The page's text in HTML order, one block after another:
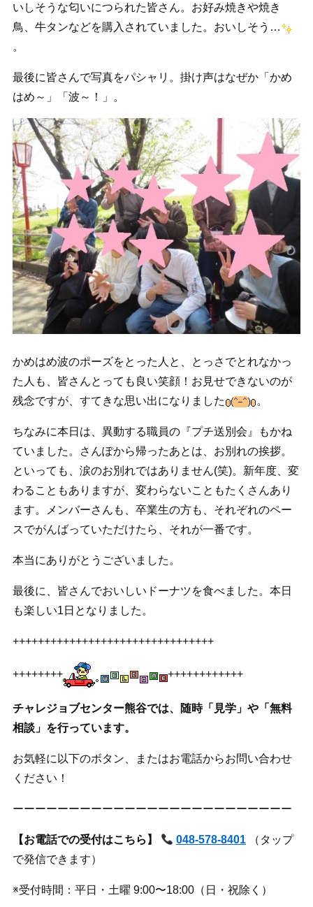
いしそうな匂いにつられた皆さん。お好み焼きや焼き
鳥、牛タンなどを購入されていました。おいしそう…
。
最後に皆さんで写真をパシャリ。掛け声はなぜか「かめ
はめ～」「波～！」。
かめはめ波のポーズをとった人と、とっさでとれなかっ
た人も、皆さんとっても良い笑顔！お見せできないのが
残念ですが、すてきな思い出になりました
。
ちなみに本日は、異動する職員の『プチ送別会』もかね
ていました。さんぽから帰ったあとは、お別れの挨拶。
といっても、涙のお別れではありません(笑)。新年度、変
わることもありますが、変わらないこともたくさんあり
ます。メンバーさんも、卒業生の方も、それぞれのペー
スでがんばっていただけたら、それが一番です。
本当にありがとうございました。
最後に、皆さんでおいしいドーナツを食べました。本日
も楽しい1日となりました。
++++++++++++++++++++++++++++++++
++++++++ ++++++++++++
チャレジョブセンター熊谷では、随時「見学」や「無料
相談」を行っています。
お気軽に以下のボタン、またはお電話からお問い合わせ
ください！
ーーーーーーーーーーーーーーーーーーーーーーーーー
【お電話での受付はこちら】 048-578-8401 （タップ
で発信できます）
※受付時間：平日・土曜 9:00〜18:00（日・祝除く）